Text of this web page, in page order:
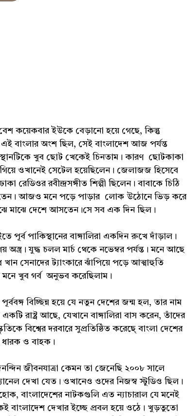
কয়েকবার ইউকে বেড়ানো হয়ে গেছে, কিন্তু
এই বাংলার অংশ ছিল, সেই বাংলাদেশ আজ পর্যন্ত
স্থানটিকে খুব ছোট খেকেই চিনতাম। কারণ ছোটকাকা
ওখানেই সেটেল হয়েছিলেন। জেলাজজ হিসেবে
রেডিওর রবীন্দ্রসঙ্গীত শিল্পী ছিলেন। বাবাকে চিঠি
আজও মনে পড়ে পাড়ার লোক উঠোনে ভিড় করে
মাঝে দেশে আসতেন।সে সব এক দিন ছিল।
পাকিস্থানের বাঙ্গালিরা একদিন রুখে দাঁড়াল।
যুদ্ধ চলল মার্চ থেকে নভেম্বর পর্যন্ত। মনে আছে
সেনাদের ট্যাংকারে ঝাঁপিয়ে পড়ে আত্মাহুতি
মনে খুব গর্ব অনুভব করেছিলাম।
বিচ্ছিন্ন হয়ে যে নতুন দেশের জন্ম হল, তার নাম
রাষ্ট্র আছে, যেখানে বাঙ্গালিরা বাস করেন, তাঁদের
বিশ্বের দরবারে সুপ্রতিষ্ঠিত করেছে্‌ বাংলা দেশের
ধারক ও বাহক।
জীবনযাত্রা কেমন তা জেনেছি ২০০৮ সালে
দেখা যেত। ওখানেও ওদের নিজস্ব স্টুডিও ছিল।
বাংলাদেশের নাটকগুলি এত ন্যাচারাল যে মনেই
বাংলাদেশ দেখার ইচ্ছে প্রবল হয়ে ওঠে। খুড়তুতো